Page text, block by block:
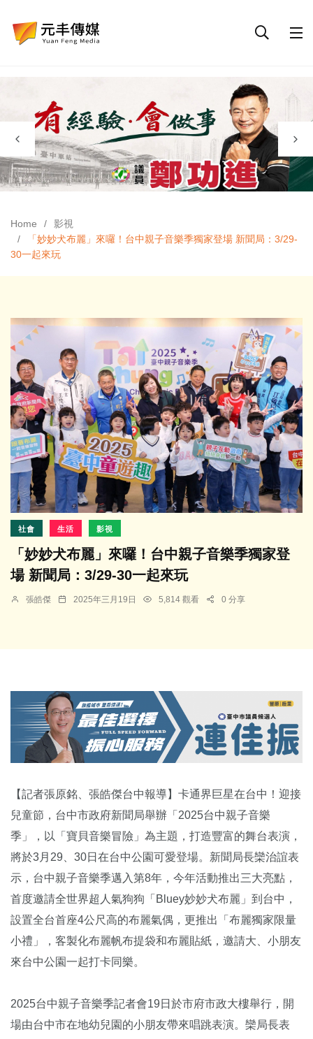
Home
影視
「妙妙犬布麗」來囉！台中親子音樂季獨家登場 新聞局：3/29-
30一起來玩
社會 生活 影視
「妙妙犬布麗」來囉！台中親子音樂季獨家登
場 新聞局：3/29-30一起來玩
張皓傑 2025年三月19日 5,814 觀看 0 分享
【記者張原銘、張皓傑台中報導】卡通界巨星在台中！迎接
兒童節，台中市政府新聞局舉辦「2025台中親子音樂
季」，以「寶貝音樂冒險」為主題，打造豐富的舞台表演，
將於3月29、30日在台中公園可愛登場。新聞局長欒治誼表
示，台中親子音樂季邁入第8年，今年活動推出三大亮點，
首度邀請全世界超人氣狗狗「Bluey妙妙犬布麗」到台中，
設置全台首座4公尺高的布麗氣偶，更推出「布麗獨家限量
小禮」，客製化布麗帆布提袋和布麗貼紙，邀請大、小朋友
來台中公園一起打卡同樂。
2025台中親子音樂季記者會19日於市府市政大樓舉行，開
場由台中市在地幼兒園的小朋友帶來唱跳表演。欒局長表